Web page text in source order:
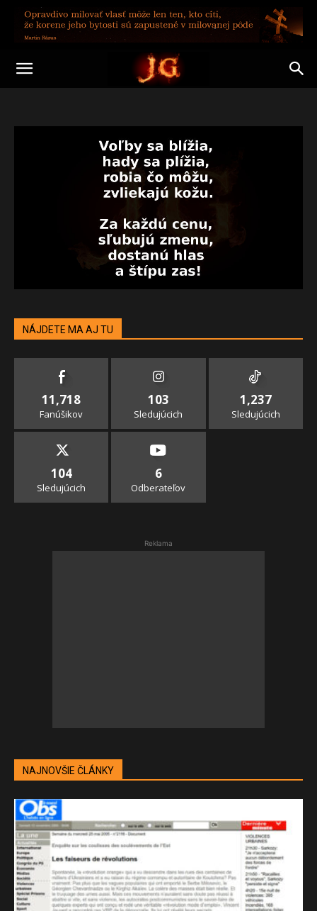
NÁJDETE MA AJ TU
11,718
Fanúšikov
103
Sledujúcich
1,237
Sledujúcich
104
Sledujúcich
6
Odberateľov
Reklama
NAJNOVŠIE ČLÁNKY